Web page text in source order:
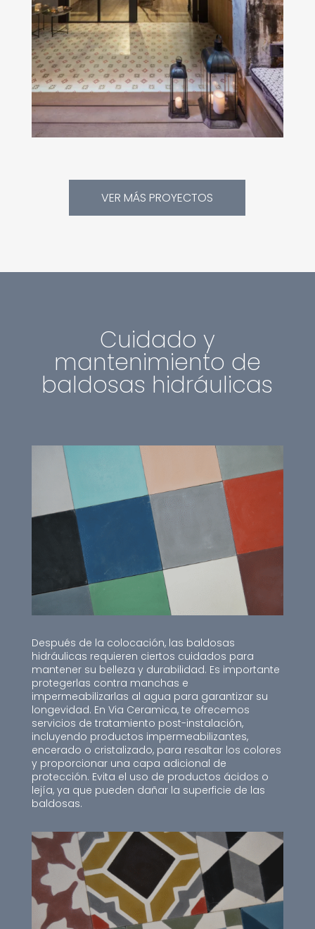
VER MÁS PROYECTOS
Cuidado y
mantenimiento de
baldosas hidráulicas
Después de la colocación, las baldosas
hidráulicas requieren ciertos cuidados para
mantener su belleza y durabilidad. Es importante
protegerlas contra manchas e
impermeabilizarlas al agua para garantizar su
longevidad. En Via Ceramica, te ofrecemos
servicios de tratamiento post-instalación,
incluyendo productos impermeabilizantes,
encerado o cristalizado, para resaltar los colores
y proporcionar una capa adicional de
protección. Evita el uso de productos ácidos o
lejía, ya que pueden dañar la superficie de las
baldosas.